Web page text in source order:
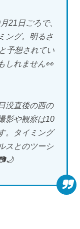
21日ごろで、
ング。明るさ
予想されてい
しれません👀
没直後の西の
影や観察は10
。タイミング
スとのツーシ